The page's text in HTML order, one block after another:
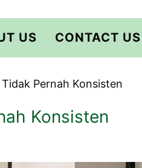
US CONTACT US
Pernah Konsisten
Konsisten